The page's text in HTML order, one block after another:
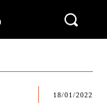
18/01/2022